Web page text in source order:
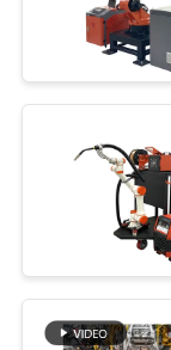
見
問
レ
ディ
レー